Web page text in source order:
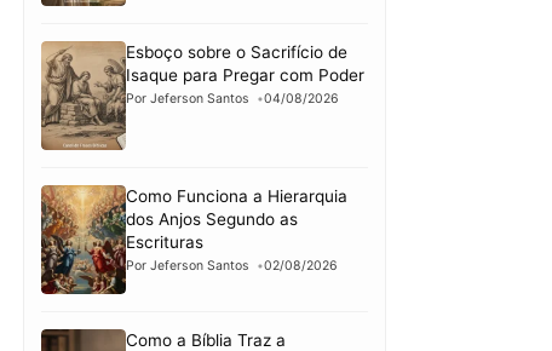
Esboço sobre o Sacrifício de
Isaque para Pregar com Poder
Por Jeferson Santos 04/08/2026
Como Funciona a Hierarquia
dos Anjos Segundo as
Escrituras
Por Jeferson Santos 02/08/2026
Como a Bíblia Traz a